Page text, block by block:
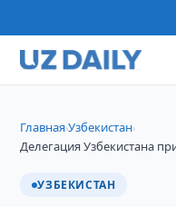
Главная›Узбекистан›
Делегация Узбекистана
УЗБЕКИСТАН